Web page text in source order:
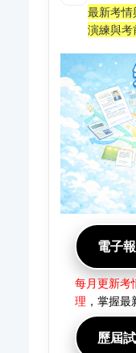
最新考情
演練與考
電子
每月更新考
理 ，掌握最
歷屆